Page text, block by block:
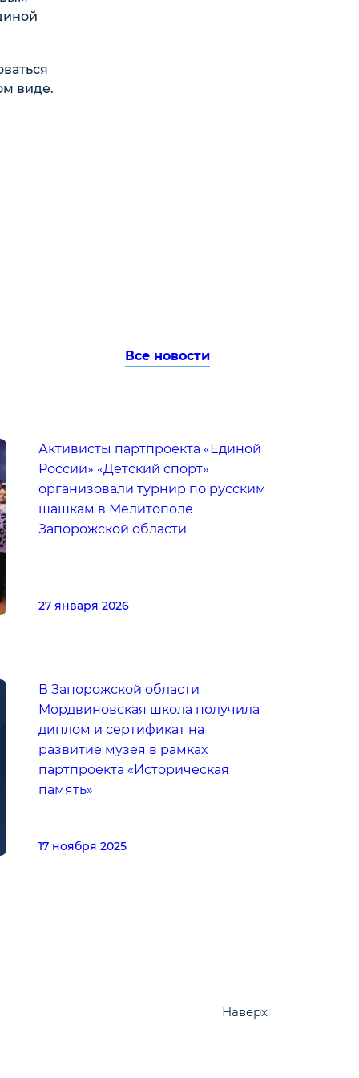
виде.
Все новости
Активисты партпроекта «Единой
России» «Детский спорт»
организовали турнир по русским
шашкам в Мелитополе
Запорожской области
27 января 2026
В Запорожской области
Мордвиновская школа получила
диплом и сертификат на
развитие музея в рамках
партпроекта «Историческая
память»
17 ноября 2025
Наверх